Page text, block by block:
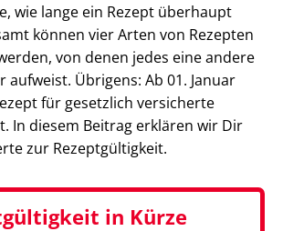
wie lange ein Rezept überhaupt
können vier Arten von Rezepten
von denen jedes eine andere
aufweist. Übrigens: Ab 01. Januar
für gesetzlich versicherte
In diesem Beitrag erklären wir Dir
zur Rezeptgültigkeit.
in Kürze